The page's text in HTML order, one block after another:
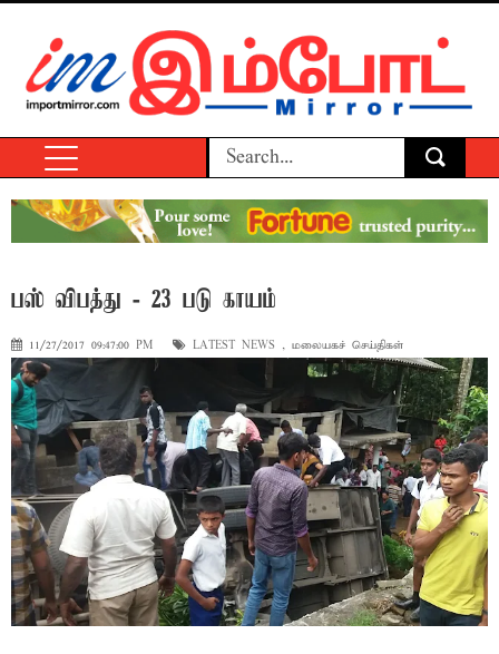
பஸ் விபத்து - 23 படு காயம்
11/27/2017 09:47:00 PM LATEST NEWS , மலையகச் செய்திகள்